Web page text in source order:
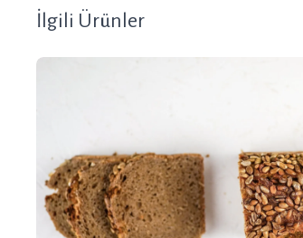
İlgili Ürünler